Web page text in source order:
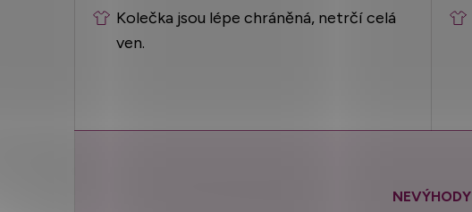
Kolečka jsou lépe chráněná, netrčí celá
ven.
NEVÝHODY